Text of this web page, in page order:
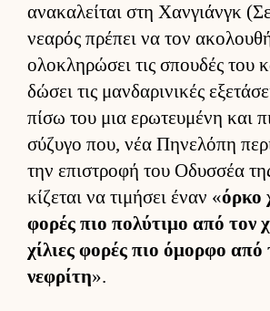
ανακαλεί­ται στη Χαν­γιάνγκ
νεαρός πρέπει να τον
ολοκληρώσει τις σπου­δές του
δώσει τις μαν­δαρινικές
πίσω του μια ερωτευ­μένη και
σύζυγο που, νέα Πηνελόπη
την επιστροφή του Οδυσ­σέα
κίζεται να τιμήσει έναν «όρκο
φορές πιο πολύτιμο από τον
χίλιες φορές πιο όμορφο από
νεφρίτη».